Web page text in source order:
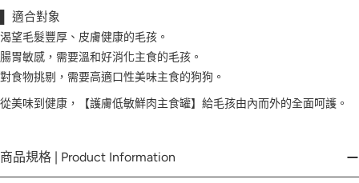
▌ 適合對象
渴望毛髮豐厚、皮膚健康的毛孩。
腸胃敏感，需要溫和好消化主食的毛孩。
對食物挑剔，需要高適口性美味主食的狗狗。
從美味到健康，【護膚低敏鮮肉主食罐】給毛孩由內而外的全面呵護。
商品規格 | Product Information